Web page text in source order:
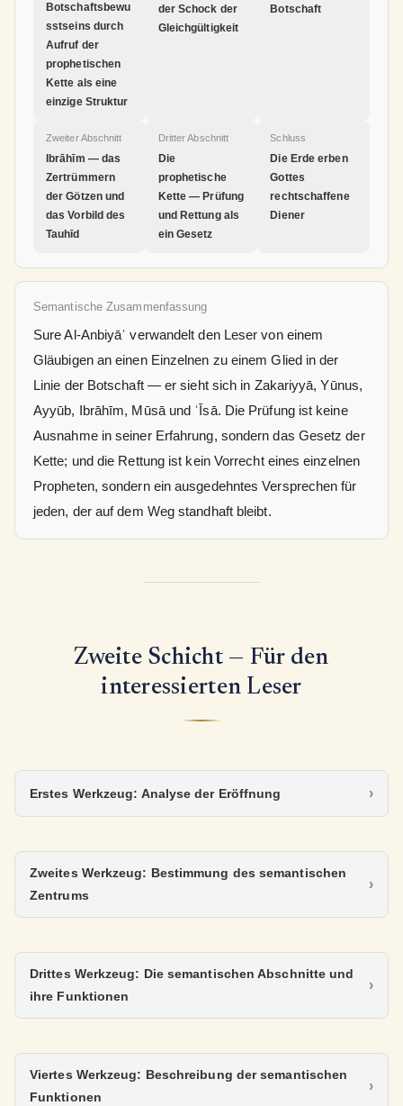
Botschaftsbewu
sstseins durch
Aufruf der
prophetischen
Kette als eine
einzige Struktur
der Schock der
Gleichgültigkeit
Botschaft
Zweiter Abschnitt
Ibrāhīm — das
Zertrümmern
der Götzen und
das Vorbild des
Tauhīd
Dritter Abschnitt
Die
prophetische
Kette — Prüfung
und Rettung als
ein Gesetz
Schluss
Die Erde erben
Gottes
rechtschaffene
Diener
Semantische Zusammenfassung
Sure Al-Anbiyāʾ verwandelt den Leser von einem
Gläubigen an einen Einzelnen zu einem Glied in der
Linie der Botschaft — er sieht sich in Zakariyyā, Yūnus,
Ayyūb, Ibrāhīm, Mūsā und ʿĪsā. Die Prüfung ist keine
Ausnahme in seiner Erfahrung, sondern das Gesetz der
Kette; und die Rettung ist kein Vorrecht eines einzelnen
Propheten, sondern ein ausgedehntes Versprechen für
jeden, der auf dem Weg standhaft bleibt.
Zweite Schicht — Für den
interessierten Leser
Erstes Werkzeug: Analyse der Eröffnung
Zweites Werkzeug: Bestimmung des semantischen
Zentrums
Drittes Werkzeug: Die semantischen Abschnitte und
ihre Funktionen
Viertes Werkzeug: Beschreibung der semantischen
Funktionen